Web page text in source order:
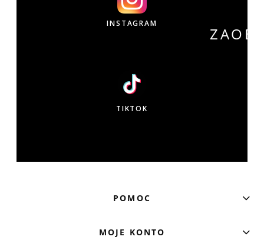
INSTAGRAM
TIKTOK
POMOC
MOJE KONTO